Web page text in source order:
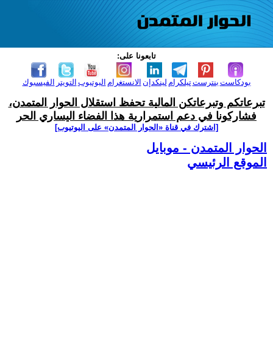
تابعونا على:
الفيسبوك التويتر اليوتيوب الانستغرام لينكدإن تيلكرامبنترست بودكاست
تبرعاتكم وتبرعاتكن المالية تحفظ استقلال الحوار المتمدن،
فشاركونا في دعم استمرارية هذا الفضاء اليساري الحر
[اشترك في قناة ‫«الحوار المتمدن» على اليوتيوب]
الحوار المتمدن - موبايل
الموقع الرئيسي